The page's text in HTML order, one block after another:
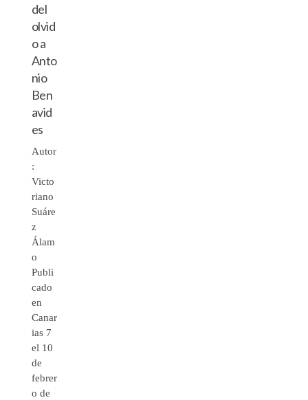
del
olvid
o a
Anto
nio
Ben
avid
es
Autor
:
Victo
riano
Suáre
z
Álam
o
Publi
cado
en
Canar
ias 7
el 10
de
febrer
o de